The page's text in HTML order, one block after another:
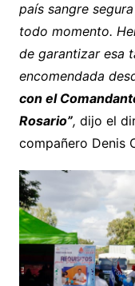
país sangre
todo momento.
de garantizar esa
encomendada
con el
Rosario”, dijo el
compañero Denis